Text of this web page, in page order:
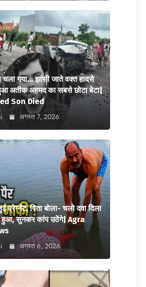
गया… झांसी जाते वक्त हादसे
अतीक अहमद का सबसे छोटा बेटा|
Son Died
अगस्त 7, 2026
प्रेग्नेंट, पिता बोला- चलो दवा दिला
हुआ, सुनकर कांप उठेंगे| Agra
अगस्त 6, 2026